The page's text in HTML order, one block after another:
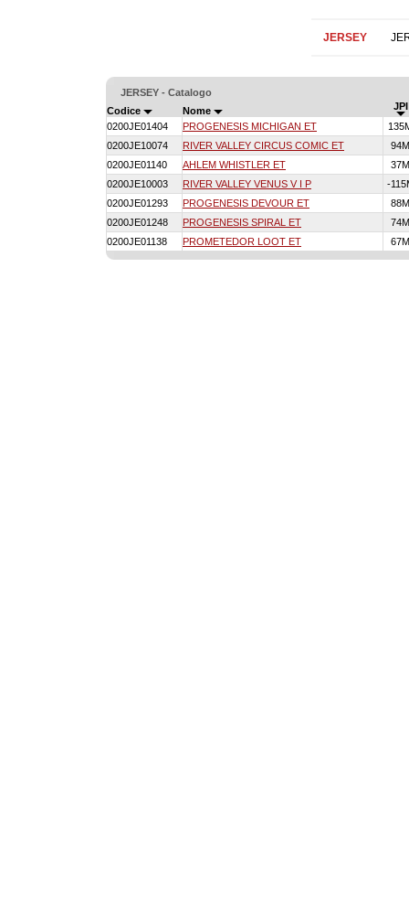
JERSEY
JERSEY - Catalogo
Codice
Nome
JPI
0200JE01404
PROGENESIS MICHIGAN ET
0200JE10074
RIVER VALLEY CIRCUS COMIC ET
94M
0200JE01140
AHLEM WHISTLER ET
37M
0200JE10003
RIVER VALLEY VENUS V I P
-
0200JE01293
PROGENESIS DEVOUR ET
88M
0200JE01248
PROGENESIS SPIRAL ET
74M
0200JE01138
PROMETEDOR LOOT ET 67M